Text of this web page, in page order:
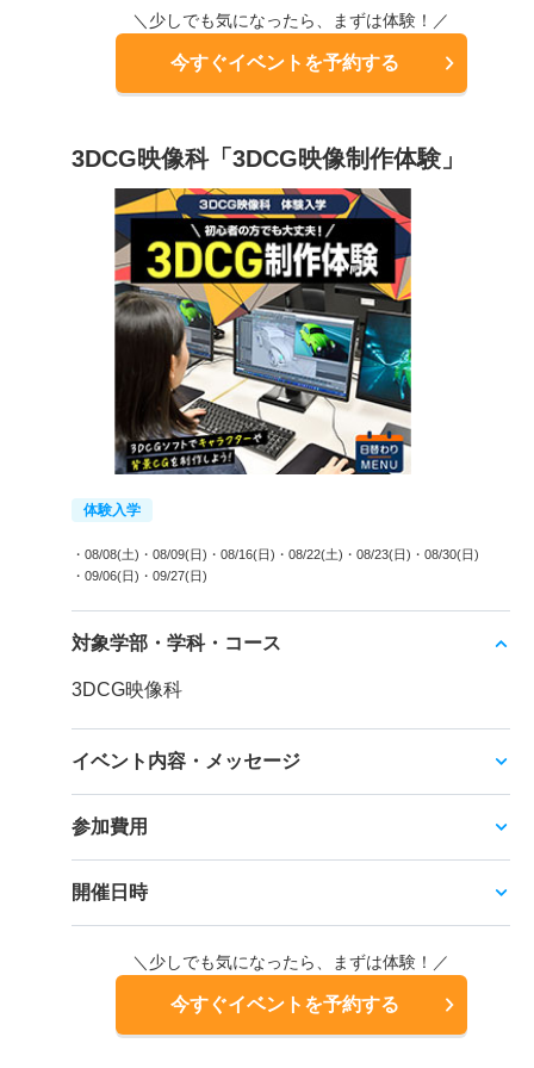
＼少しでも気になったら、まずは体験！／
今すぐイベントを予約する
3DCG映像科「3DCG映像制作体験」
体験入学
・08/08(土) ・08/09(日) ・08/16(日) ・08/22(土) ・08/23(日) ・08/30(日)
・09/06(日) ・09/27(日)
対象学部・学科・コース
3DCG映像科
イベント内容・メッセージ
参加費用
開催日時
＼少しでも気になったら、まずは体験！／
今すぐイベントを予約する